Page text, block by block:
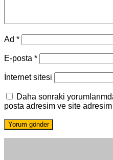
Ad *
E-posta *
İnternet sitesi
Daha sonraki
posta adresim ve site